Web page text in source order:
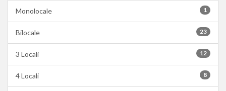
1
Monolocale
23
Bilocale
12
3 Locali
8
4 Locali